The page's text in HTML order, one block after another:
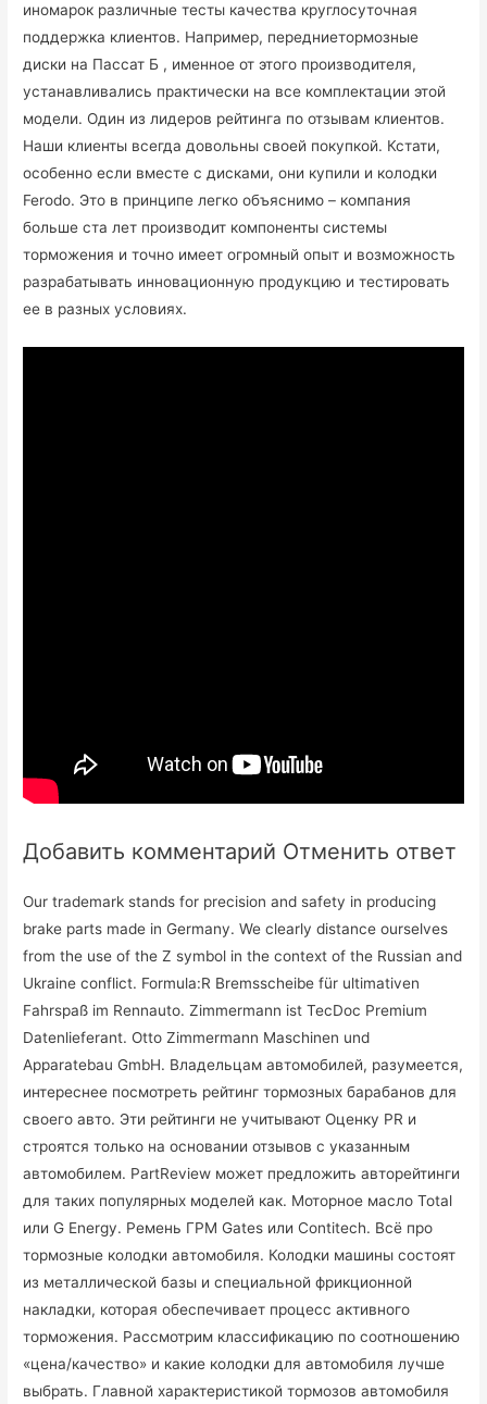
иномарок различные тесты качества круглосуточная
поддержка клиентов. Например, передниетормозные
диски на Пассат Б , именное от этого производителя,
устанавливались практически на все комплектации этой
модели. Один из лидеров рейтинга по отзывам клиентов.
Наши клиенты всегда довольны своей покупкой. Кстати,
особенно если вместе с дисками, они купили и колодки
Ferodo. Это в принципе легко объяснимо – компания
больше ста лет производит компоненты системы
торможения и точно имеет огромный опыт и возможность
разрабатывать инновационную продукцию и тестировать
ее в разных условиях.
Добавить комментарий Отменить ответ
Our trademark stands for precision and safety in producing
brake parts made in Germany. We clearly distance ourselves
from the use of the Z symbol in the context of the Russian and
Ukraine conflict. Formula:R Bremsscheibe für ultimativen
Fahrspaß im Rennauto. Zimmermann ist TecDoc Premium
Datenlieferant. Otto Zimmermann Maschinen und
Apparatebau GmbH. Владельцам автомобилей, разумеется,
интереснее посмотреть рейтинг тормозных барабанов для
своего авто. Эти рейтинги не учитывают Оценку PR и
строятся только на основании отзывов с указанным
автомобилем. PartReview может предложить авторейтинги
для таких популярных моделей как. Моторное масло Total
или G Energy. Ремень ГРМ Gates или Contitech. Всё про
тормозные колодки автомобиля. Колодки машины состоят
из металлической базы и специальной фрикционной
накладки, которая обеспечивает процесс активного
торможения. Рассмотрим классификацию по соотношению
«цена/качество» и какие колодки для автомобиля лучше
выбрать. Главной характеристикой тормозов автомобиля